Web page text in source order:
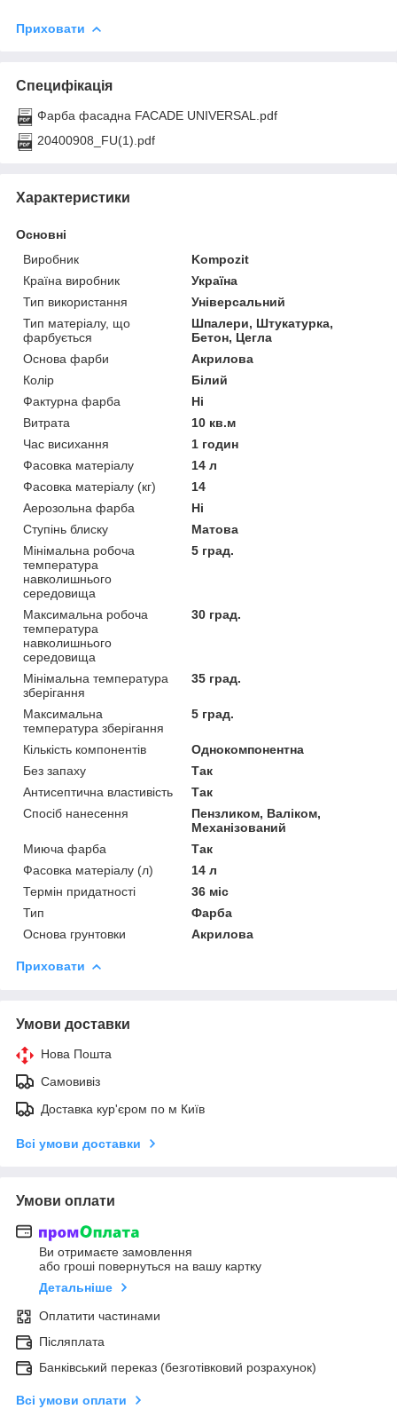
Приховати
Специфікація
Фарба фасадна FACADE UNIVERSAL.pdf
20400908_FU(1).pdf
Характеристики
Основні
Виробник
Kompozit
Країна виробник
Україна
Тип використання
Універсальний
Тип матеріалу, що
фарбується
Шпалери, Штукатурка,
Бетон, Цегла
Основа фарби
Акрилова
Колір
Білий
Фактурна фарба
Ні
Витрата
10 кв.м
Час висихання
1 годин
Фасовка матеріалу
14 л
Фасовка матеріалу (кг)
14
Аерозольна фарба
Ні
Ступінь блиску
Матова
Мінімальна робоча
температура
навколишнього
середовища
5 град.
Максимальна робоча
температура
навколишнього
середовища
30 град.
Мінімальна температура
зберігання
35 град.
Максимальна
температура зберігання
5 град.
Кількість компонентів
Однокомпонентна
Без запаху
Так
Антисептична властивість
Так
Спосіб нанесення
Пензликом, Валіком,
Механізований
Миюча фарба
Так
Фасовка матеріалу (л)
14 л
Термін придатності
36 міс
Тип
Фарба
Основа грунтовки
Акрилова
Приховати
Умови доставки
Нова Пошта
Самовивіз
Доставка кур'єром по м Київ
Всі умови доставки
Умови оплати
Ви отримаєте замовлення
або гроші повернуться на вашу картку
Детальніше
Оплатити частинами
Післяплата
Банківський переказ (безготівковий розрахунок)
Всі умови оплати